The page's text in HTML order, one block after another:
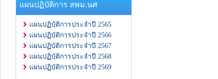
แผนปฏิบัติการ สพม.นศ
แผนปฏิบัติการประจำปี 2565
แผนปฏิบัติการประจำปี 2566
แผนปฏิบัติการประจำปี 2567
แผนปฏิบัติการประจำปี 2568
แผนปฏิบัติการประจำปี 2569